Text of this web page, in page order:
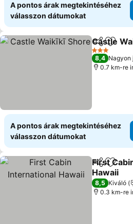
A pontos árak megtekintéséhez
válasszon dátumokat
Megosztás
Castle
3 Kategória
8,4 Nagyon
0.7 km-re
A pontos árak megtekintéséhez
válasszon dátumokat
Megosztás
First
Hawaii
Árak
8,5 Kiváló
0.3 km-re